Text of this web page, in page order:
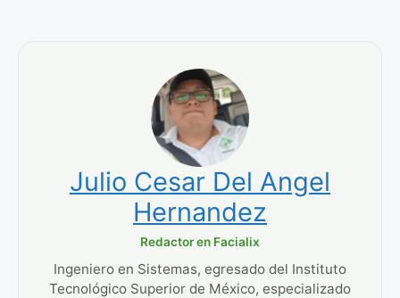
Julio Cesar Del Angel
Hernandez
Redactor en Facialix
Ingeniero en Sistemas, egresado del Instituto
Tecnológico Superior de México, especializado